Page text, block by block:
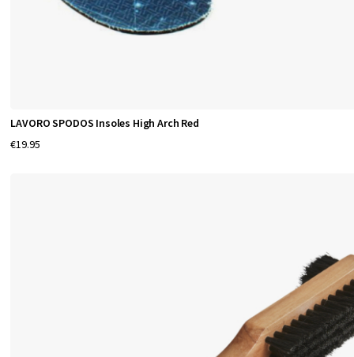
LAVORO SPODOS Insoles High Arch Red
€19.95